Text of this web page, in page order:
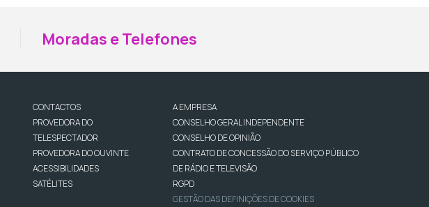
Moradas e Telefones
CONTACTOS
PROVEDORA DO
TELESPECTADOR
PROVEDORA DO OUVINTE
ACESSIBILIDADES
SATÉLITES
A EMPRESA
CONSELHO GERAL INDEPENDENTE
CONSELHO DE OPINIÃO
CONTRATO DE CONCESSÃO DO SERVIÇO PÚBLICO
DE RÁDIO E TELEVISÃO
RGPD
GESTÃO DAS DEFINIÇÕES DE COOKIES